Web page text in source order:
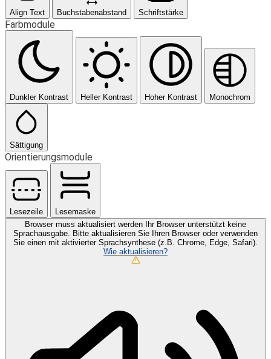
Align Text Buchstabenabstand Schriftstärke
Farbmodule
Dunkler Kontrast Heller Kontrast Hoher Kontrast Monochrom
Sättigung
Orientierungsmodule
Lesezeile
Lesemaske
Browser muss aktualisiert werden Ihr Browser unterstützt keine
Sprachausgabe. Bitte aktualisieren Sie Ihren Browser oder verwenden
Sie einen mit aktivierter Sprachsynthese (z.B. Chrome, Edge, Safari).
Wie aktualisieren?